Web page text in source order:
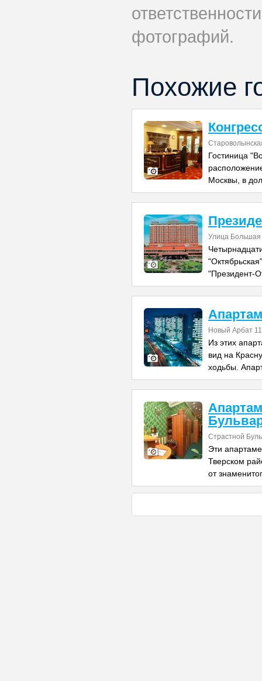
фотографий.
Похожие
Гостиница
Москвы, в
Улица Большая
"Президент-
Новый Арбат 11
Из этих
вид на
ходьбы.
Страстной
Эти
Тверском
от